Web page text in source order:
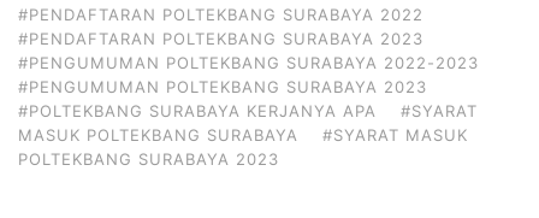
#PENDAFTARAN POLTEKBANG SURABAYA 2022
#PENDAFTARAN POLTEKBANG SURABAYA 2023
#PENGUMUMAN POLTEKBANG SURABAYA 2022-2023
#PENGUMUMAN POLTEKBANG SURABAYA 2023
#POLTEKBANG SURABAYA KERJANYA APA
#SYARAT
MASUK POLTEKBANG SURABAYA
#SYARAT MASUK
POLTEKBANG SURABAYA 2023